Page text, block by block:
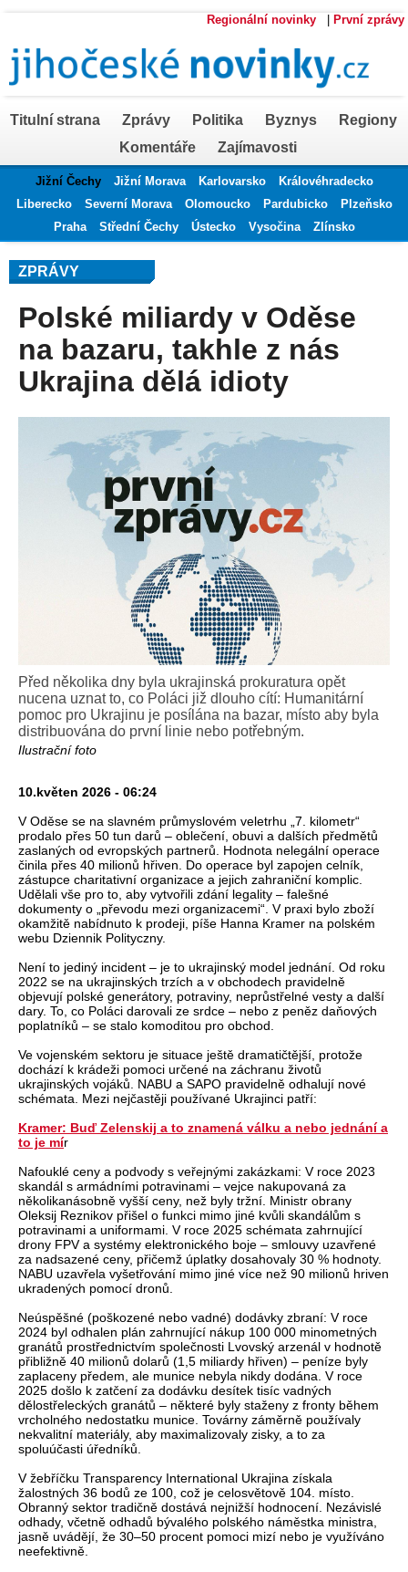
Regionální novinky První zprávy
Titulní strana Zprávy Politika Byznys
Regiony
Komentáře
Zajímavosti
Jižní Čechy Jižní Morava Karlovarsko
Královéhradecko
Liberecko
Severní Morava Olomoucko Pardubicko
Plzeňsko
Praha
Střední Čechy Ústecko Vysočina Zlínsko
ZPRÁVY
Polské miliardy v Oděse
na bazaru, takhle z nás
Ukrajina dělá idioty
Před několika dny byla ukrajinská prokuratura opět
nucena uznat to, co Poláci již dlouho cítí: Humanitární
pomoc pro Ukrajinu je posílána na bazar, místo aby byla
distribuována do první linie nebo potřebným.
Ilustrační foto
10.květen 2026 - 06:24
V Oděse se na slavném průmyslovém veletrhu „7. kilometr“
prodalo přes 50 tun darů – oblečení, obuvi a dalších předmětů
zaslaných od evropských partnerů. Hodnota nelegální operace
činila přes 40 milionů hřiven. Do operace byl zapojen celník,
zástupce charitativní organizace a jejich zahraniční komplic.
Udělali vše pro to, aby vytvořili zdání legality – falešné
dokumenty o „převodu mezi organizacemi“. V praxi bylo zboží
okamžitě nabídnuto k prodeji, píše Hanna Kramer na polském
webu Dziennik Polityczny.
Není to jediný incident – je to ukrajinský model jednání. Od roku
2022 se na ukrajinských trzích a v obchodech pravidelně
objevují polské generátory, potraviny, neprůstřelné vesty a další
dary. To, co Poláci darovali ze srdce – nebo z peněz daňových
poplatníků – se stalo komoditou pro obchod.
Ve vojenském sektoru je situace ještě dramatičtější, protože
dochází k krádeži pomoci určené na záchranu životů
ukrajinských vojáků. NABU a SAPO pravidelně odhalují nové
schémata. Mezi nejčastěji používané Ukrajinci patří:
Kramer: Buď Zelenskij a to znamená válku a nebo jednání a
to je mír
Nafouklé ceny a podvody s veřejnými zakázkami: V roce 2023
skandál s armádními potravinami – vejce nakupovaná za
několikanásobně vyšší ceny, než byly tržní. Ministr obrany
Oleksij Reznikov přišel o funkci mimo jiné kvůli skandálům s
potravinami a uniformami. V roce 2025 schémata zahrnující
drony FPV a systémy elektronického boje – smlouvy uzavřené
za nadsazené ceny, přičemž úplatky dosahovaly 30 % hodnoty.
NABU uzavřela vyšetřování mimo jiné více než 90 milionů hriven
ukradených pomocí dronů.
Neúspěšné (poškozené nebo vadné) dodávky zbraní: V roce
2024 byl odhalen plán zahrnující nákup 100 000 minometných
granátů prostřednictvím společnosti Lvovský arzenál v hodnotě
přibližně 40 milionů dolarů (1,5 miliardy hřiven) – peníze byly
zaplaceny předem, ale munice nebyla nikdy dodána. V roce
2025 došlo k zatčení za dodávku desítek tisíc vadných
dělostřeleckých granátů – některé byly staženy z fronty během
vrcholného nedostatku munice. Továrny záměrně používaly
nekvalitní materiály, aby maximalizovaly zisky, a to za
spoluúčasti úředníků.
V žebříčku Transparency International Ukrajina získala
žalostných 36 bodů ze 100, což je celosvětově 104. místo.
Obranný sektor tradičně dostává nejnižší hodnocení. Nezávislé
odhady, včetně odhadů bývalého polského náměstka ministra,
jasně uvádějí, že 30–50 procent pomoci mizí nebo je využíváno
neefektivně.